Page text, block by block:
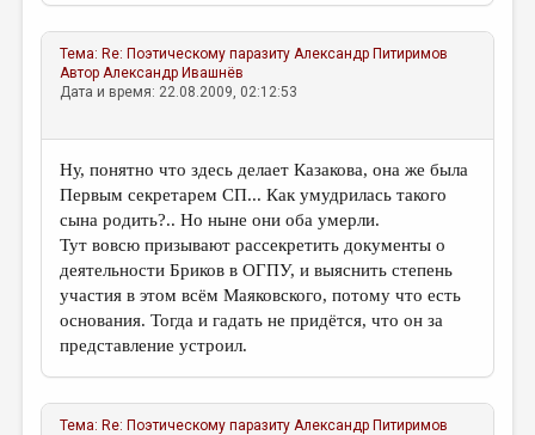
Тема: Re: Поэтическому паразиту Александр Питиримов
АвторАлександр Ивашнёв
Дата и время: 22.08.2009, 02:12:53
Ну, понятно что здесь делает Казакова, она же была
Первым секретарем СП... Как умудрилась такого
сына родить?.. Но ныне они оба умерли.
Тут вовсю призывают рассекретить документы о
деятельности Бриков в ОГПУ, и выяснить степень
участия в этом всём Маяковского, потому что есть
основания. Тогда и гадать не придётся, что он за
представление устроил.
Тема: Re: Поэтическому паразиту Александр Питиримов